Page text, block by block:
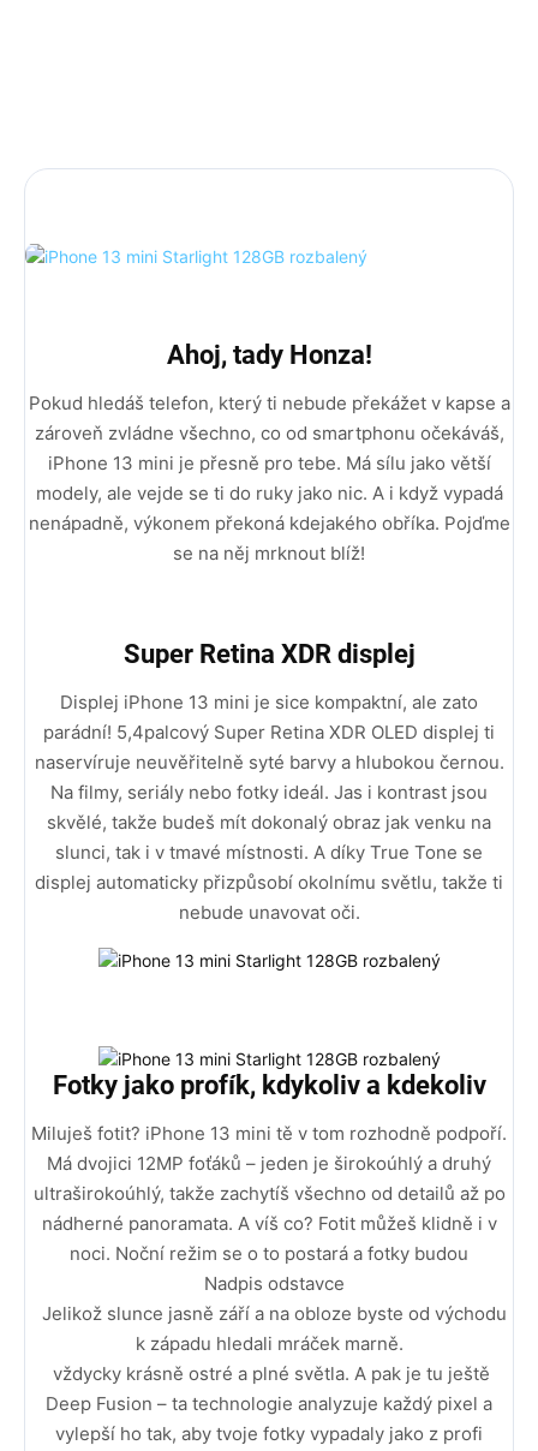
Ahoj, tady Honza!
Pokud hledáš telefon, který ti nebude překážet v kapse a
zároveň zvládne všechno, co od smartphonu očekáváš,
iPhone 13 mini je přesně pro tebe. Má sílu jako větší
modely, ale vejde se ti do ruky jako nic. A i když vypadá
nenápadně, výkonem překoná kdejakého obříka. Pojďme
se na něj mrknout blíž!
Super Retina XDR displej
Displej iPhone 13 mini je sice kompaktní, ale zato
parádní! 5,4palcový Super Retina XDR OLED displej ti
naservíruje neuvěřitelně syté barvy a hlubokou černou.
Na filmy, seriály nebo fotky ideál. Jas i kontrast jsou
skvělé, takže budeš mít dokonalý obraz jak venku na
slunci, tak i v tmavé místnosti. A díky True Tone se
displej automaticky přizpůsobí okolnímu světlu, takže ti
nebude unavovat oči.
Fotky jako profík, kdykoliv a kdekoliv
Miluješ fotit? iPhone 13 mini tě v tom rozhodně podpoří.
Má dvojici 12MP foťáků – jeden je širokoúhlý a druhý
ultraširokoúhlý, takže zachytíš všechno od detailů až po
nádherné panoramata. A víš co? Fotit můžeš klidně i v
noci. Noční režim se o to postará a fotky budou
Nadpis odstavce
Jelikož slunce jasně září a na obloze byste od východu
k západu hledali mráček marně.
vždycky krásně ostré a plné světla. A pak je tu ještě
Deep Fusion – ta technologie analyzuje každý pixel a
vylepší ho tak, aby tvoje fotky vypadaly jako z profi